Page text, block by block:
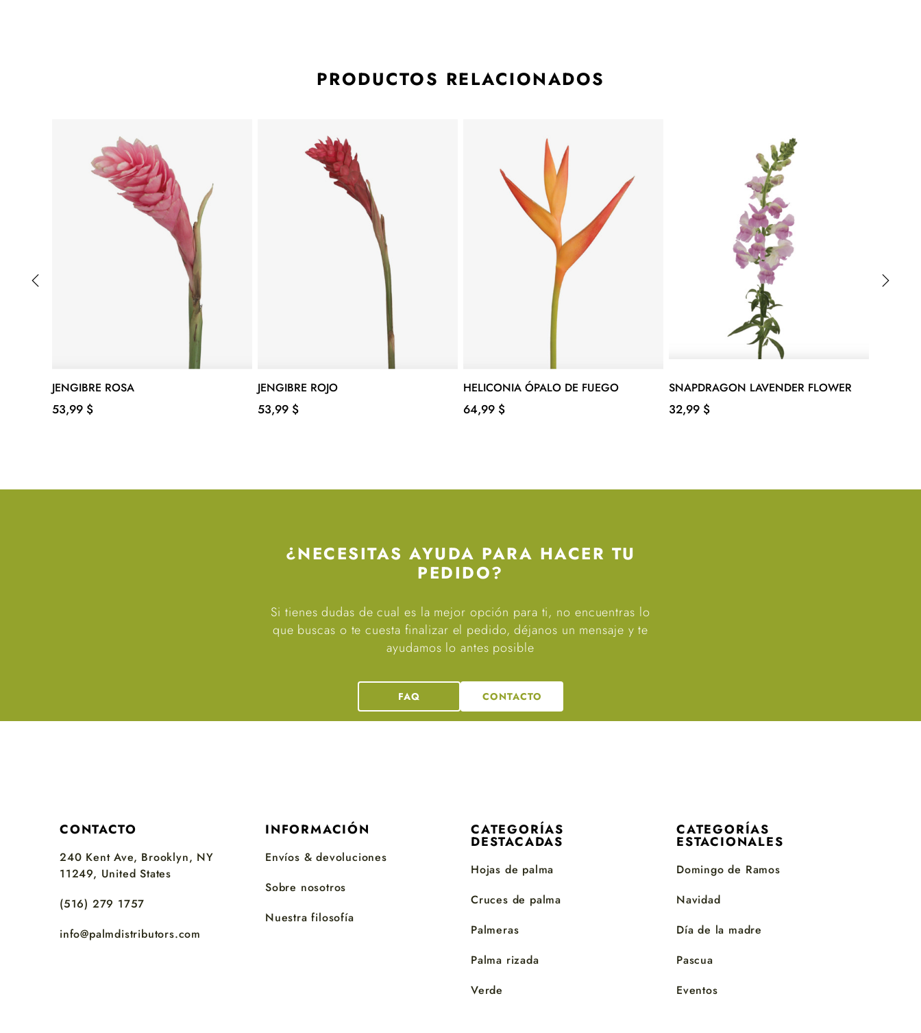
PRODUCTOS RELACIONADOS
JENGIBRE ROSA
Precio
53,99 $
JENGIBRE ROJO
Precio
53,99 $
HELICONIA ÓPALO DE FUEGO
Precio
64,99 $
SNAPDRAGON LAVENDER FLOWER
Precio
32,99 $
¿NECESITAS AYUDA PARA HACER TU
PEDIDO?
Si tienes dudas de cual es la mejor opción para ti, no encuentras lo
que buscas o te cuesta finalizar el pedido, déjanos un mensaje y te
ayudamos lo antes posible
FAQ CONTACTO
CONTACTO
240 Kent Ave, Brooklyn, NY
11249, United States
(516) 279 1757
info@palmdistributors.com
INFORMACIÓN
Envíos & devoluciones
Sobre nosotros
Nuestra filosofía
CATEGORÍAS
DESTACADAS
Hojas de palma
Cruces de palma
Palmeras
Palma rizada
Verde
CATEGORÍAS
ESTACIONALES
Domingo de Ramos
Navidad
Día de la madre
Pascua
Eventos